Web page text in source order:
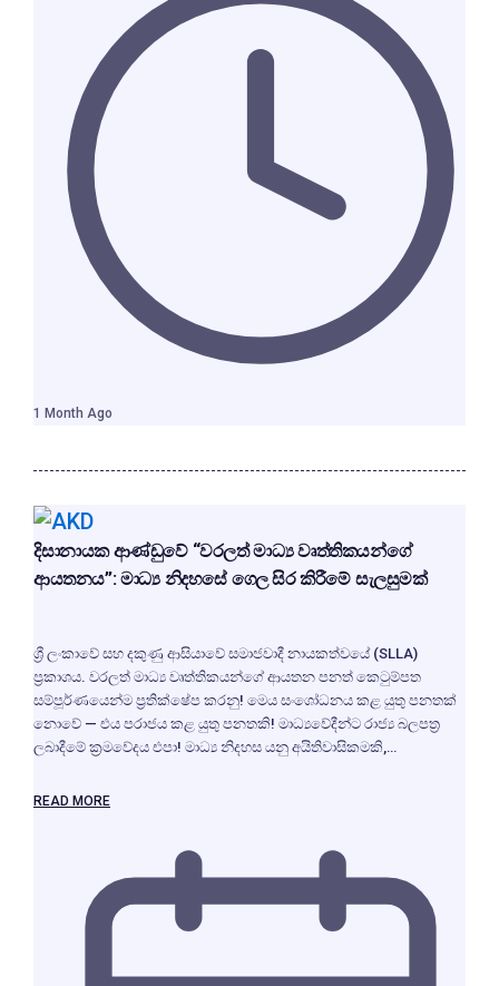
1 Month Ago
දිසානායක ආණ්ඩුවේ “වරලත් මාධ්‍ය වෘත්තිකයන්ගේ
ආයතනය”: මාධ්‍ය නිදහසේ ගෙල සිර කිරීමේ සැලසුමක්
ශ්‍රී ලංකාවේ සහ දකුණු ආසියාවේ සමාජවාදී නායකත්වයේ (SLLA)
ප්‍රකාශය. වරලත් මාධ්‍ය වෘත්තිකයන්ගේ ආයතන පනත් කෙටුම්පත
සම්පූර්ණයෙන්ම ප්‍රතික්ෂේප කරනු! මෙය සංශෝධනය කළ යුතු පනතක්
නොවේ — එය පරාජය කළ යුතු පනතකි! මාධ්‍යවේදීන්ට රාජ්‍ය බලපත්‍ර
ලබාදීමේ ක්‍රමවේදය එපා! මාධ්‍ය නිදහස යනු අයිතිවාසිකමකි,…
READ MORE